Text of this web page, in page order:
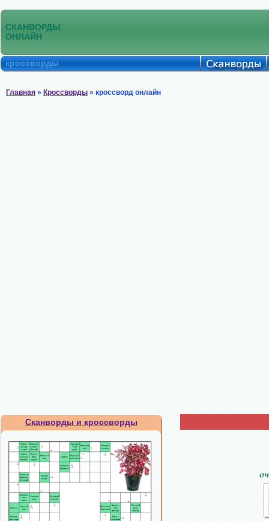
СКАНВОРДЫ
ОНЛАЙН
кроссворды
Главная » Кроссворды » кроссворд онлайн
Сканворды и кроссворды